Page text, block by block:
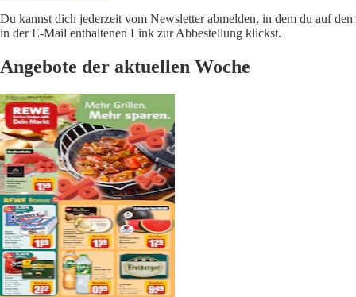
Du kannst dich jederzeit vom Newsletter abmelden, in dem du auf den
in der E-Mail enthaltenen Link zur Abbestellung klickst.
Angebote der aktuellen Woche